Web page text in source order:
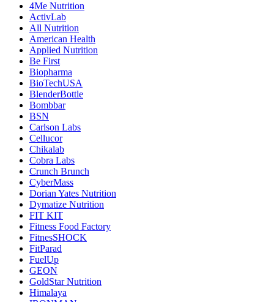
4Me Nutrition
ActivLab
All Nutrition
American Health
Applied Nutrition
Be First
Biopharma
BioTechUSA
BlenderBottle
Bombbar
BSN
Carlson Labs
Cellucor
Chikalab
Cobra Labs
Crunch Brunch
CyberMass
Dorian Yates Nutrition
Dymatize Nutrition
FIT KIT
Fitness Food Factory
FitnesSHOCK
FitParad
FuelUp
GEON
GoldStar Nutrition
Himalaya